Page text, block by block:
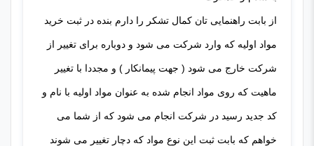
از بابت راهنمایی تان کمال تشکر را دارم بنده در ثبت خرید
مواد اولیه که وارد شرکت می شود و دوباره برای تغییر از
شرکت خارج می شود ( جهت پیمانکار ) و مجددا با تغییر
ماهیت که روی مواد انجام شده به عنوان مواد اولیه با نام و
کد جدید رسید در شرکت انجام می شود که از شما می
خواهم که بابت ثبت این نوع مواد که دچار تغییر می شوند